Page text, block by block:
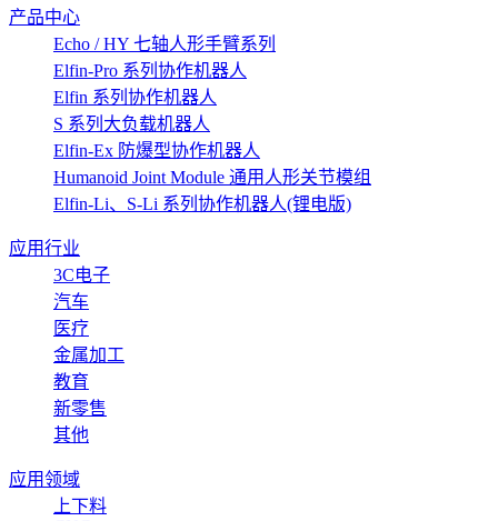
产品中心
Echo / HY 七轴人形手臂系列
Elfin-Pro 系列协作机器人
Elfin 系列协作机器人
S 系列大负载机器人
Elfin-Ex 防爆型协作机器人
Humanoid Joint Module 通用人形关节模组
Elfin-Li、S-Li 系列协作机器人(锂电版)
应用行业
3C电子
汽车
医疗
金属加工
教育
新零售
其他
应用领域
上下料